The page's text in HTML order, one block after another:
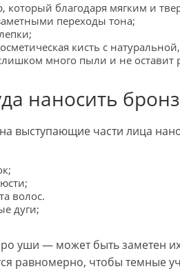
который благодаря мягким и
переходы тона;
кисть с
много пыли и не оставит
наносить
выступающие части лица
волос.
дуги;
уши — может быть заметен
равномерно, чтобы темные